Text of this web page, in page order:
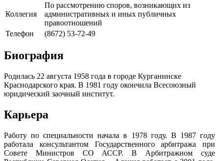
Коллегия
По рассмотрению споров, возникающих из
административных и иных публичных
правоотношений
Телефон
(8672) 53-72-49
Биография
Родилась 22 августа 1958 года в городе Курганинске
Краснодарского края. В 1981 году окончила Всесоюзный
юридический заочный институт.
Карьера
Работу по специальности начала в 1978 году. В 1987 году
работала консультантом Государственного арбитража при
Совете Министров СО АССР. В Арбитражном суде